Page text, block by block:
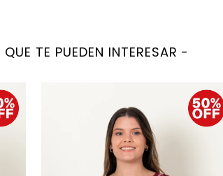
TE PUEDEN INTERESAR